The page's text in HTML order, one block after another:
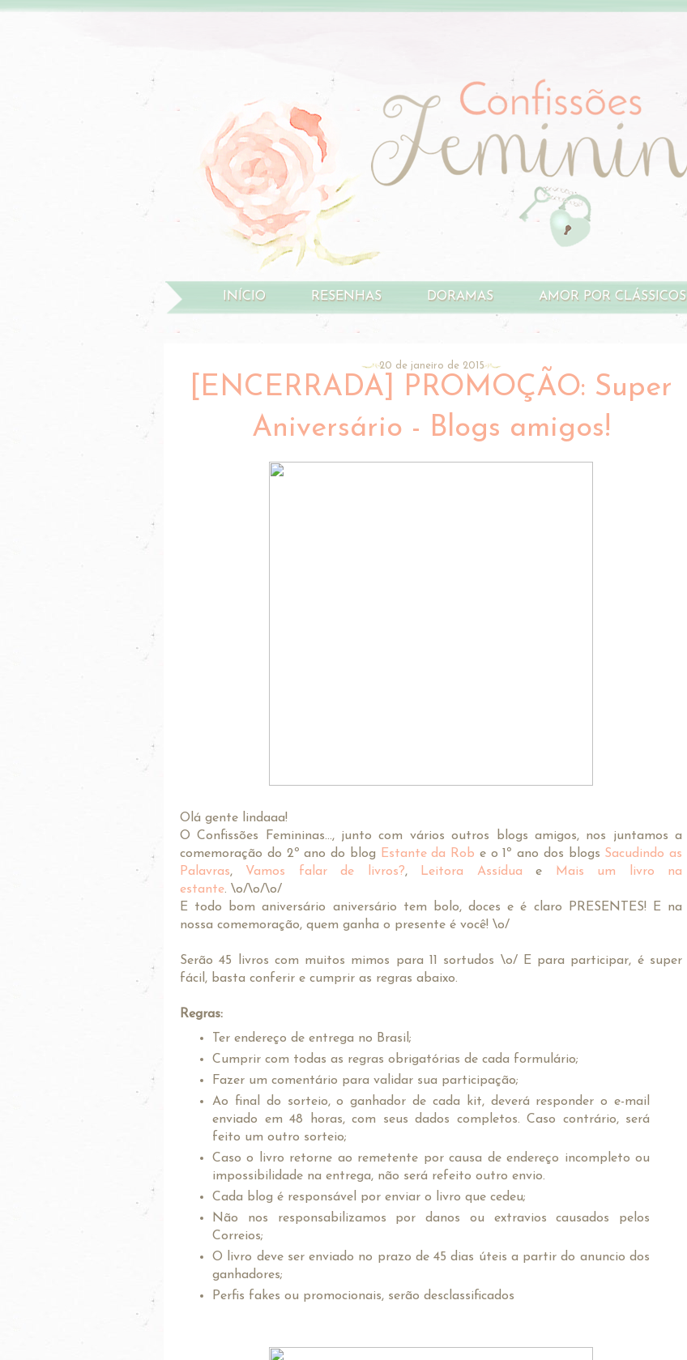
INÍCIO RESENHAS DORAMAS AMOR POR CLÁSSICOS
20 de janeiro de 2015
[ENCERRADA] PROMOÇÃO: Super
Aniversário - Blogs amigos!
Olá gente lindaaa!
O Confissões Femininas..., junto com vários outros blogs amigos, nos juntamos a
comemoração do 2º ano do blog
Estante da Rob e o 1º ano dos blogs Sacudindo as
Palavras, Vamos falar de livros?, Leitora Assídua e
Mais um livro na
estante. \o/\o/\o/
E todo bom aniversário aniversário tem bolo, doces e é claro PRESENTES! E na
nossa comemoração, quem ganha o presente é você! \o/
Serão 45 livros com muitos mimos para 11 sortudos \o/ E para participar, é super
fácil, basta conferir e cumprir as regras abaixo.
Regras:
Ter endereço de entrega no Brasil;
Cumprir com todas as regras obrigatórias de cada formulário;
Fazer um comentário para validar sua participação;
Ao final do sorteio, o ganhador de cada kit, deverá responder o e-mail
enviado em 48 horas, com seus dados completos. Caso contrário, será
feito um outro sorteio;
Caso o livro retorne ao remetente por causa de endereço incompleto ou
impossibilidade na entrega, não será refeito outro envio.
Cada blog é responsável por enviar o livro que cedeu;
Não nos responsabilizamos por danos ou extravios causados pelos
Correios;
O livro deve ser enviado no prazo de 45 dias úteis a partir do anuncio dos
ganhadores;
Perfis fakes ou promocionais, serão desclassificados